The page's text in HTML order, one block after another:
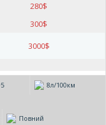
280$
300$
3000$
8л/100км
Повний